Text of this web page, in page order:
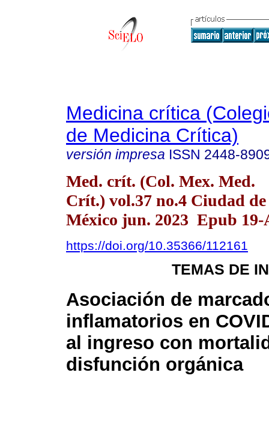
Medicina crítica
de Medicina Crítica)
versión impresa ISSN 2448-
Med. crít. (Col. Mex. Med.
Crít.) vol.37 no.4 Ciudad de
México jun. 2023 Epub 19-
https://doi.org/10.35366/112161
TEMAS DE
Asociación de
inflamatorios en
al ingreso con
disfunción orgánica